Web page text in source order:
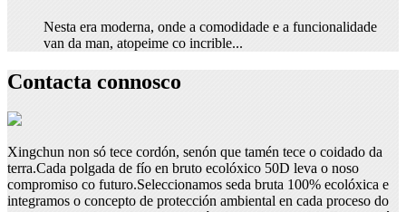
Nesta era moderna, onde a comodidade e a funcionalidade
van da man, atopeime co incrible...
Contacta connosco
Xingchun non só tece cordón, senón que tamén tece o coidado da
terra.Cada polgada de fío en bruto ecolóxico 50D leva o noso
compromiso co futuro.Seleccionamos seda bruta 100% ecolóxica e
integramos o concepto de protección ambiental en cada proceso do